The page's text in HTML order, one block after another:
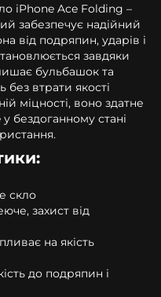
iPhone Ace Folding –
забезпечує надійний
від подряпин, ударів і
завдяки
бульбашок та
без втрати якості
міцності, воно здатне
бездоганному стані
скло
захист від
на якість
до подряпин і